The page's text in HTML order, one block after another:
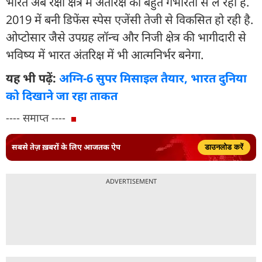
2019 में बनी डिफेंस स्पेस एजेंसी तेजी से विकसित हो रही है.
ओप्टोसार जैसे उपग्रह लॉन्च और निजी क्षेत्र की भागीदारी से
भविष्य में भारत अंतरिक्ष में भी आत्मनिर्भर बनेगा.
यह भी पढ़ें: अग्नि-6 सुपर मिसाइल तैयार, भारत दुनिया
को दिखाने जा रहा ताकत
---- समाप्त ----
सबसे तेज़ ख़बरों के लिए आजतक ऐप डाउनलोड करें
ADVERTISEMENT